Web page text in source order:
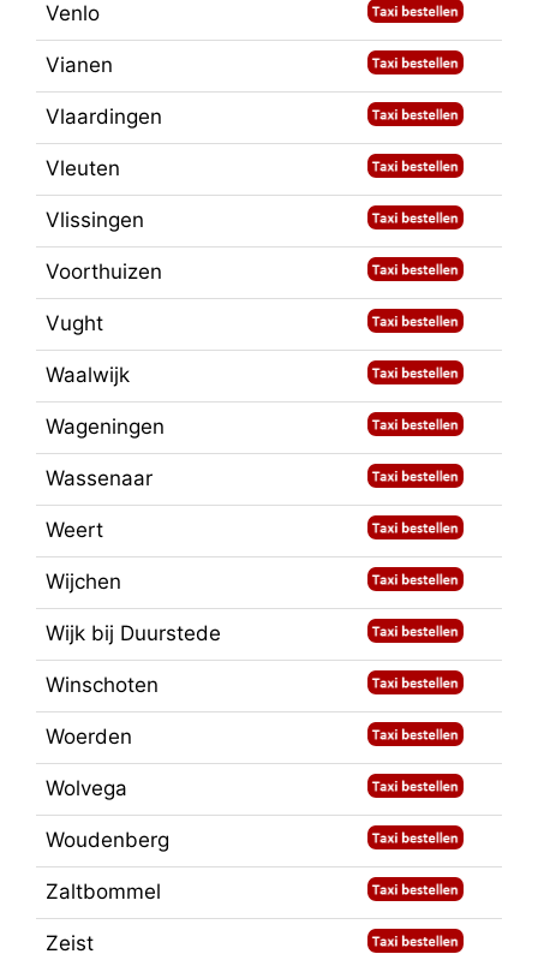
Venlo
Vianen
Vlaardingen
Vleuten
Vlissingen
Voorthuizen
Vught
Waalwijk
Wageningen
Wassenaar
Weert
Wijchen
Wijk bij Duurstede
Winschoten
Woerden
Wolvega
Woudenberg
Zaltbommel
Zeist